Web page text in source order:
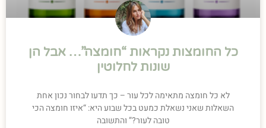
כל החומצות נקראות “חומצה”… אבל הן
שונות לחלוטין
לא כל חומצה מתאימה לכל עור – כך תדעו לבחור נכון אחת
השאלות שאני נשאלת כמעט בכל שבוע היא: “איזו חומצה הכי
טובה לעור?” והתשובה